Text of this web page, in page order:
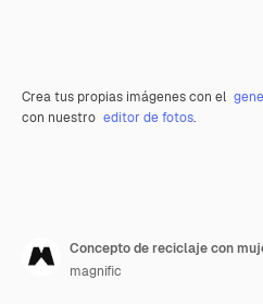
Crea tus propias imágenes con el
con nuestro editor de fotos.
Concepto de reciclaje con
magnific